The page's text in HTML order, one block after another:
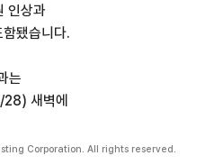
인상과
됐습니다.
는
새벽에
Corporation. All rights reserved.